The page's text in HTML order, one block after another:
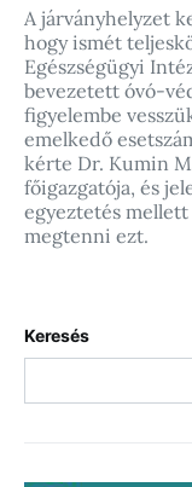
A járványhelyzet
hogy ismét
Egészségügyi
bevezetett óvó-
figyelembe
emelkedő
kérte Dr. Kumin
főigazgatója, és
egyeztetés
megtenni ezt.
Keresés